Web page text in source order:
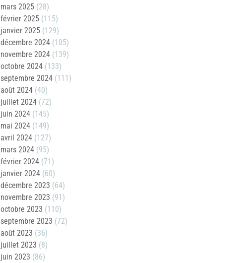
mars 2025 (28)
février 2025 (115)
janvier 2025 (129)
décembre 2024 (105)
novembre 2024 (139)
octobre 2024 (133)
septembre 2024 (111)
août 2024 (40)
juillet 2024 (72)
juin 2024 (145)
mai 2024 (149)
avril 2024 (127)
mars 2024 (95)
février 2024 (71)
janvier 2024 (60)
décembre 2023 (64)
novembre 2023 (91)
octobre 2023 (110)
septembre 2023 (72)
août 2023 (36)
juillet 2023 (8)
juin 2023 (86)